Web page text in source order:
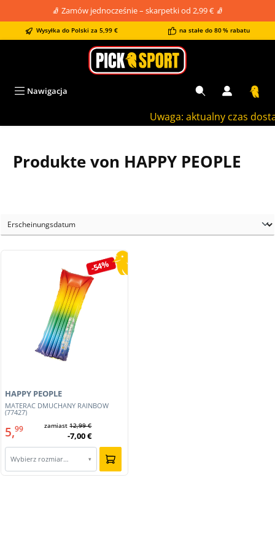
zawartości🧦 Zamów jednocześnie – skarpetki od 2,99 € 🧦
Wysyłka do Polski za 5,99 € na stałe do 80 % rabatu
Uwaga: aktualny czas
Nawigacja
Produkte von HAPPY PEOPLE
-54%
MATERAC DMUCHANY RAINBOW
(77427)
HAPPY PEOPLE
5,99 zamiast12,99 €
-7,00 €
Wybierz rozmiar… ▾